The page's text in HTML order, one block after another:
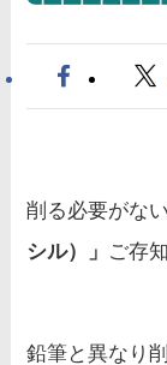
削る必要がな
シル）」 ご存
鉛筆と異なり